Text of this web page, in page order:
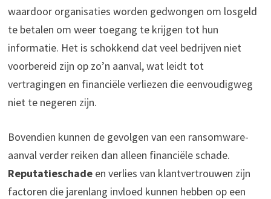
waardoor organisaties worden gedwongen om losgeld
te betalen om weer toegang te krijgen tot hun
informatie. Het is schokkend dat veel bedrijven niet
voorbereid zijn op zo’n aanval, wat leidt tot
vertragingen en financiële verliezen die eenvoudigweg
niet te negeren zijn.
Bovendien kunnen de gevolgen van een ransomware-
aanval verder reiken dan alleen financiële schade.
Reputatieschadeen verlies van klantvertrouwen zijn
factoren die jarenlang invloed kunnen hebben op een